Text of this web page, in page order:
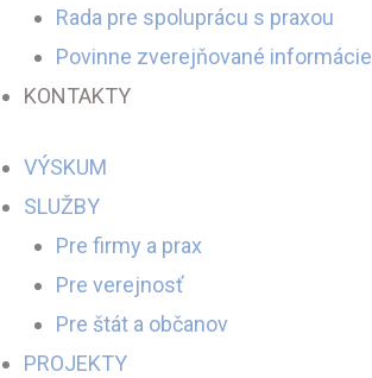
Rada pre spoluprácu s praxou
Povinne zverejňované informácie
KONTAKTY
VÝSKUM
SLUŽBY
Pre firmy a prax
Pre verejnosť
Pre štát a občanov
PROJEKTY